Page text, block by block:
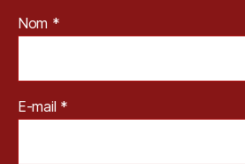
Nom *
E-mail *